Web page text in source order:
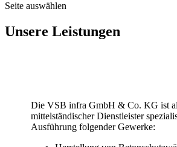
Seite auswählen
Unsere Leistungen
Die VSB infra GmbH & Co. KG ist
mittelständischer Dienstleister
Ausführung folgender Gewerke: